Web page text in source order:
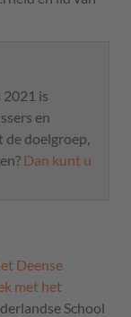
is
en
doelgroep,
Dan kunt u
Deense
met het
School